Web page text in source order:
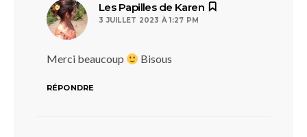
Les Papilles de Karen
3 JUILLET 2023 À 1:27 PM
Merci beaucoup Bisous
RÉPONDRE